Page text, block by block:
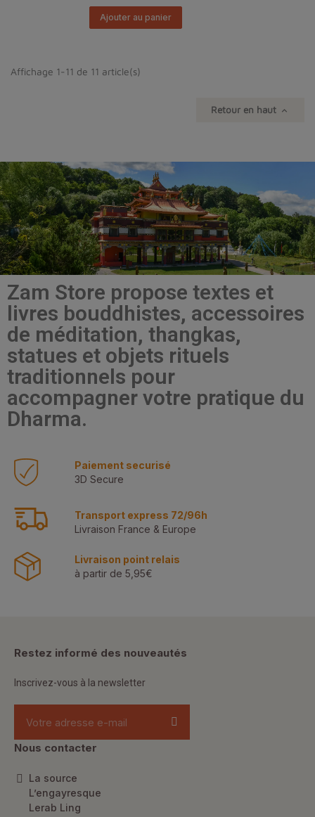
Ajouter au panier
Affichage 1-11 de 11 article(s)
Retour en haut 
Zam Store propose textes et
livres bouddhistes, accessoires
de méditation, thangkas,
statues et objets rituels
traditionnels pour
accompagner votre pratique du
Dharma.
Paiement securisé
3D Secure
Transport express 72/96h
Livraison France & Europe
Livraison point relais
à partir de 5,95€
Restez informé des nouveautés
Inscrivez-vous à la newsletter
Nous contacter
La source
L’engayresque
Lerab Ling